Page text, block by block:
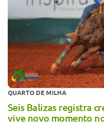
QUARTO DE MILHA
Seis Balizas registra
vive novo momento